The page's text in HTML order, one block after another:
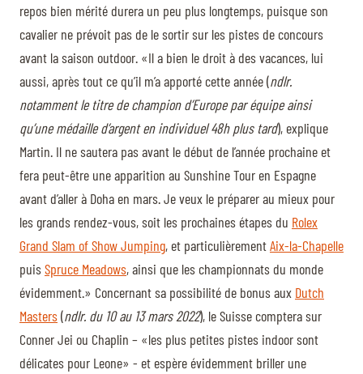
repos bien mérité durera un peu plus longtemps, puisque son
cavalier ne prévoit pas de le sortir sur les pistes de concours
avant la saison outdoor. «Il a bien le droit à des vacances, lui
aussi, après tout ce qu’il m’a apporté cette année (ndlr.
notamment le titre de champion d’Europe par équipe ainsi
qu’une médaille d’argent en individuel 48h plus tard), explique
Martin. Il ne sautera pas avant le début de l’année prochaine et
fera peut-être une apparition au Sunshine Tour en Espagne
avant d’aller à Doha en mars. Je veux le préparer au mieux pour
les grands rendez-vous, soit les prochaines étapes du Rolex
Grand Slam of Show Jumping, et particulièrementAix-la-Chapelle
puisSpruce Meadows, ainsi que les championnats du monde
évidemment.» Concernant sa possibilité de bonus aux Dutch
Masters(ndlr. du 10 au 13 mars 2022), le Suisse comptera sur
Conner Jei ou Chaplin – «les plus petites pistes indoor sont
délicates pour Leone» - et espère évidemment briller une